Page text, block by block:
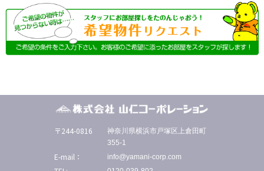
〒244-0816
神奈川県横浜市戸塚区上倉田町
355-1
E-mail： info@yamani-corp.com